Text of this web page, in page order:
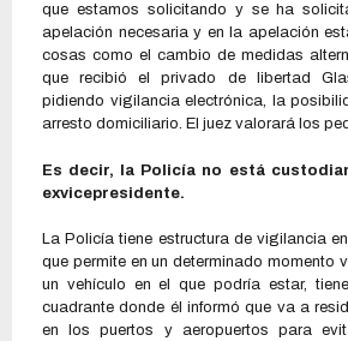
que estamos solicitando y se ha
apelación necesaria y en la apelación
cosas como el cambio de medidas
que recibió el privado de libertad
pidiendo vigilancia electrónica, la
arresto domiciliario. El juez valorará los
Es decir, la Policía no está
exvicepresidente.
La Policía tiene estructura de vigilancia
que permite en un determinado momento
un vehículo en el que podría estar,
cuadrante donde él informó que va a
en los puertos y aeropuertos para